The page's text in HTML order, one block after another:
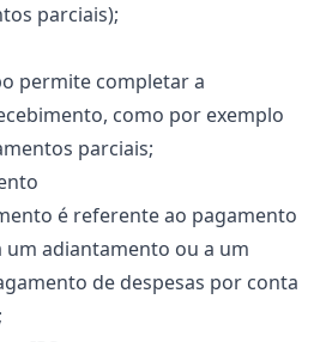
parciais);
permite completar a
como por exemplo
parciais;
é referente ao pagamento
um adiantamento ou a um
de despesas por conta